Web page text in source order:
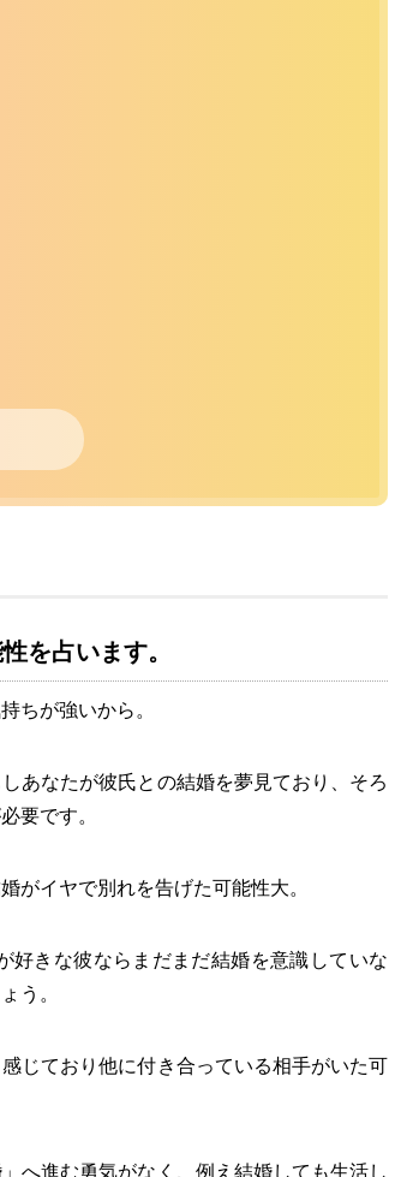
を占います。
ちが強いから。
あなたが彼氏との結婚を夢見ており、そろ
要です。
がイヤで別れを告げた可能性大。
好きな彼ならまだまだ結婚を意識していな
う。
じており他に付き合っている相手がいた可
へ進む勇気がなく、例え結婚しても生活し